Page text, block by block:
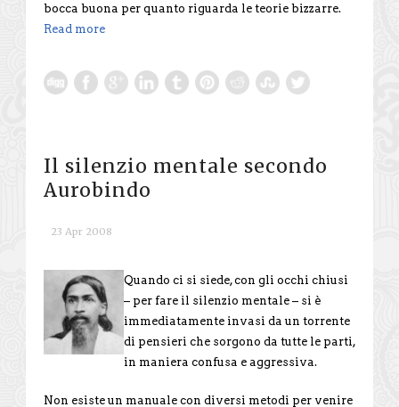
bocca buona per quanto riguarda le teorie bizzarre.
Read more
Il silenzio mentale secondo
Aurobindo
23 Apr 2008
Quando ci si siede, con gli occhi chiusi
– per fare il silenzio mentale – si è
immediatamente invasi da un torrente
di pensieri che sorgono da tutte le parti,
in maniera confusa e aggressiva.
Non esiste un manuale con diversi metodi per venire